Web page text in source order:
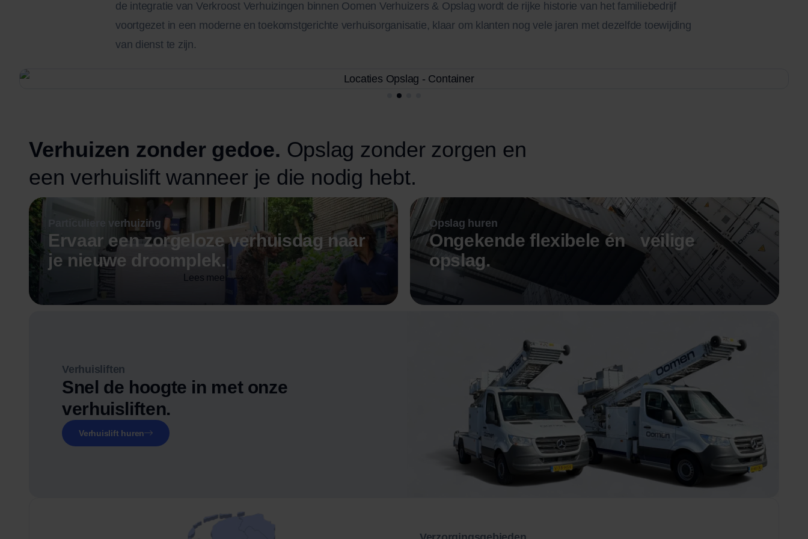
de integratie van Verkroost Verhuizingen binnen Oomen Verhuizers & Opslag wordt de rijke historie van het familiebedrijf
voortgezet in een moderne en toekomstgerichte verhuisorganisatie, klaar om klanten nog vele jaren met dezelfde toewijding
van dienst te zijn.
Verhuizen zonder gedoe. Opslag zonder zorgen en
een verhuislift wanneer je die nodig hebt.
Particuliere verhuizing
Ervaar een zorgeloze verhuisdag naar
je nieuwe droomplek.
Lees meer
Opslag huren
Ongekende flexibele én veilige
opslag.
Verhuisliften
Snel de hoogte in met onze
verhuisliften.
Verhuislift huren